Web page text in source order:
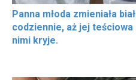
Panna młoda zmieniała
codziennie, aż jej teściowa
nimi kryje.